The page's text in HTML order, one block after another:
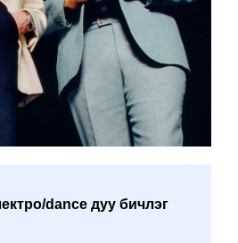
dance дуу бичлэг